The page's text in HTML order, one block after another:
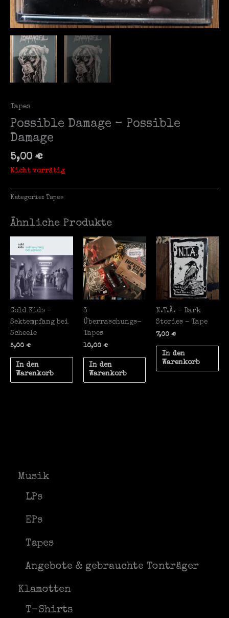
Musik
LPs
EPs
Tapes
Angebote & gebrauchte Tonträger
Klamotten
T-Shirts
Tapes
Possible Damage – Possible
Damage
5,00 €
Nicht vorrätig
Kategorie: Tapes
Ähnliche Produkte
Cold Kids –
Sektempfang bei
Scheele
5,00 €
In den
Warenkorb
3
Überraschungs-
Tapes
10,00 €
In den
Warenkorb
N.T.Ä. – Dark
Stories – Tape
7,00€
In den
Warenkorb